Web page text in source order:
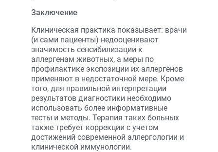
Заключение
Клиническая практика показывает: врачи
(и сами пациенты) недооценивают
значимость сенсибилизации к
аллергенам животных, а меры по
профилактике экспозиции их аллергенов
применяют в недостаточной мере. Кроме
того, для правильной интерпретации
результатов диагностики необходимо
использовать более информативные
тесты и методы. Терапия таких больных
также требует коррекции с учетом
достижений современной аллергологии и
клинической иммунологии.